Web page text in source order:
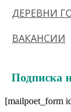
ДЕРЕВНИ
ВАКАНСИИ
Подписка
[mailpoet_form